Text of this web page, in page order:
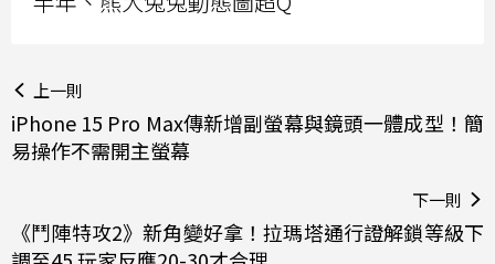
上一則
iPhone 15 Pro Max傳新增副螢幕與鏡頭一體成型！簡
易操作不需開主螢幕
下一則
《鬥陣特攻2》新角變好拿！拉瑪塔通行證解鎖等級下